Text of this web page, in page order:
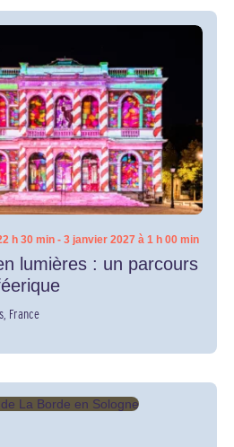
h 30 min- 3 janvier 2027 à 1 h 00 min
lumières : un parcours
France